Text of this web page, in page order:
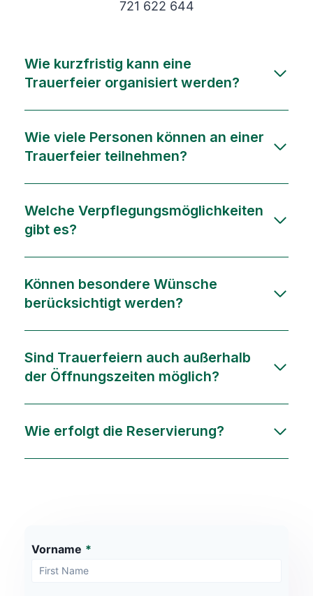
721 622 644
Wie kurzfristig kann eine
Trauerfeier organisiert werden?
Wie viele Personen können an einer
Trauerfeier teilnehmen?
Welche Verpflegungsmöglichkeiten
gibt es?
Können besondere Wünsche
berücksichtigt werden?
Sind Trauerfeiern auch außerhalb
der Öffnungszeiten möglich?
Wie erfolgt die Reservierung?
Vorname *